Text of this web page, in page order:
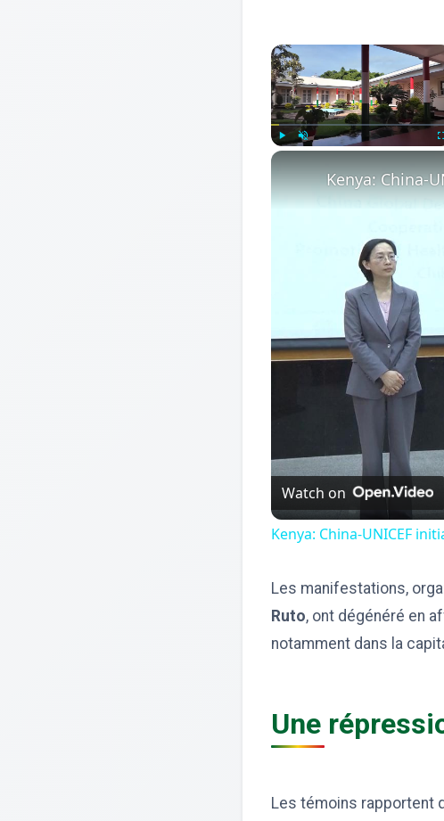
Watch on
Kenya: China-UNICEF
Les manifestations,
Ruto, ont dégénéré en
notamment dans la
Une
Les témoins rapportent